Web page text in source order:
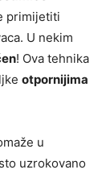
primijetiti
U nekim
! Ova tehnika
otpornijima
u
uzrokovano